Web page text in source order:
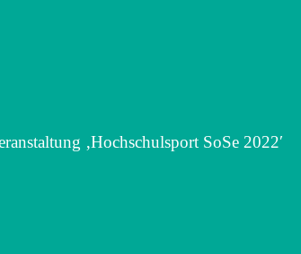
‚Hochschulsport SoSe 2022′